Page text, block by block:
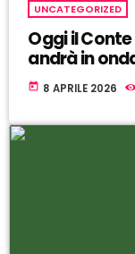
UNCATEGORIZED
Oggi il
andrà in
today 8 APRILE 2026